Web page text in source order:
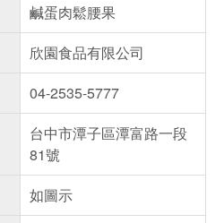
鹹蛋肉鬆腰果
欣園食品有限公司
04-2535-5777
台中市潭子區潭富路一段
81號
如圖示